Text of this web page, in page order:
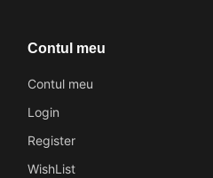
Contul meu
Contul meu
Login
Register
WishList